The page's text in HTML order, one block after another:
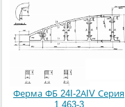
Ферма ФБ 24I-2АIV Серия
1.463-3